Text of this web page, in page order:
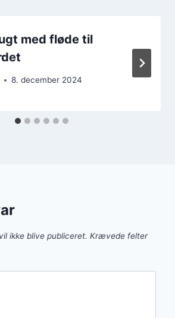
med fløde til
8. december 2024
ikke blive publiceret. Krævede felter